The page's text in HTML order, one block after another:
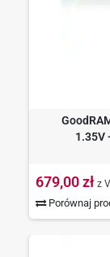
1.35V
679,00 zł z
Porównaj